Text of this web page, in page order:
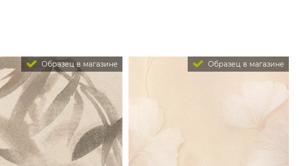
Образец в магазине Образец в магазине